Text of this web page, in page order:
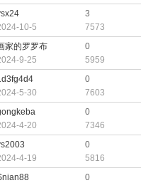
10-5
3
7573
家的罗罗布
9-25
0
5959
5-30
0
7603
4-20
0
7346
4-19
0
5816
0